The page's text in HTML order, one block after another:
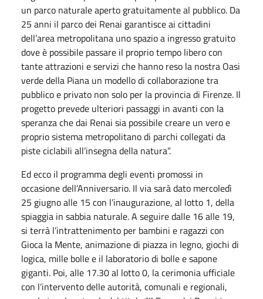
un parco naturale aperto gratuitamente al pubblico. Da
25 anni il parco dei Renai garantisce ai cittadini
dell’area metropolitana uno spazio a ingresso gratuito
dove è possibile passare il proprio tempo libero con
tante attrazioni e servizi che hanno reso la nostra Oasi
verde della Piana un modello di collaborazione tra
pubblico e privato non solo per la provincia di Firenze. Il
progetto prevede ulteriori passaggi in avanti con la
speranza che dai Renai sia possibile creare un vero e
proprio sistema metropolitano di parchi collegati da
piste ciclabili all’insegna della natura”.
Ed ecco il programma degli eventi promossi in
occasione dell’Anniversario. Il via sarà dato mercoledì
25 giugno alle 15 con l’inaugurazione, al lotto 1, della
spiaggia in sabbia naturale. A seguire dalle 16 alle 19,
si terrà l’intrattenimento per bambini e ragazzi con
Gioca la Mente, animazione di piazza in legno, giochi di
logica, mille bolle e il laboratorio di bolle e sapone
giganti. Poi, alle 17.30 al lotto 0, la cerimonia ufficiale
con l’intervento delle autorità, comunali e regionali,